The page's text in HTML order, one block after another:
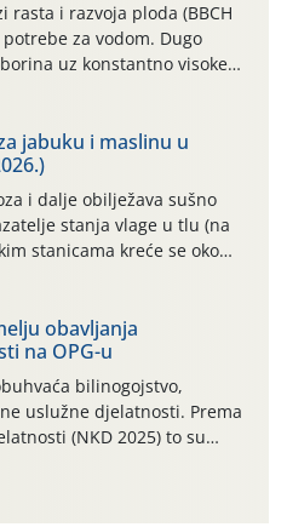
rasta i razvoja ploda (BBCH
za vodom. Dugo
uz konstantno visoke
na rast i razvoj ploda, a
nastaviti. Primjeri
13.07. do 19.07.2026.
[…]
jabuku i maslinu u
i dalje obilježava sušno
stanja vlage u tlu (na
stanicama kreće se oko
200) jabuke se još i dobro,
ne umanjuje dugoročni
koji, ako se on ponavlja
obavljanja
na OPG-u
bilinogojstvo,
uslužne djelatnosti. Prema
(NKD 2025) to su
01.5 i 01.6. Djelatnost
je svako djelovanje na